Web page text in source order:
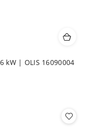
kW | OLIS 16090004